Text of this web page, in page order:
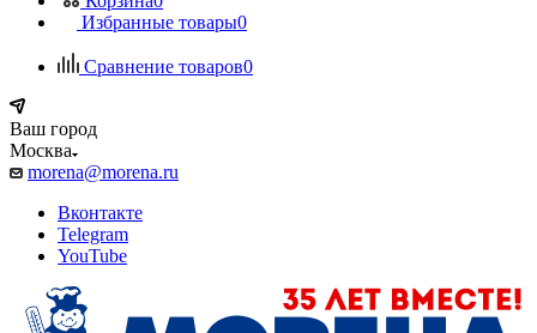
Избранные товары0
Сравнение товаров0
Ваш город
Москва
morena@morena.ru
Вконтакте
Telegram
YouTube